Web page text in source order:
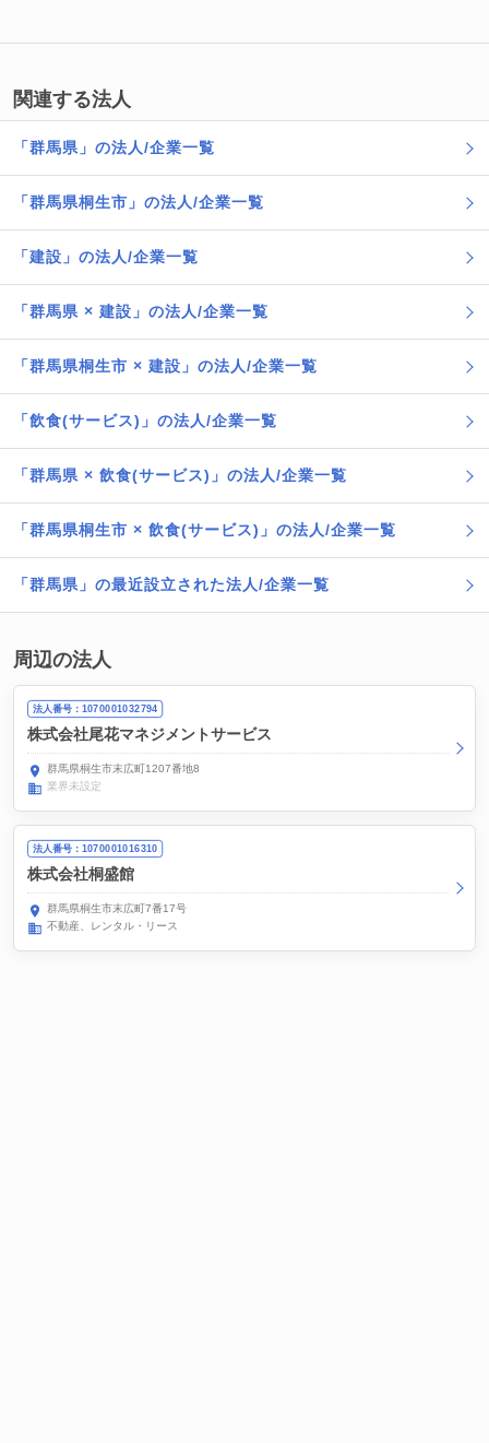
関連する法人
「群馬県」の法人/企業一覧
「群馬県桐生市」の法人/企業一覧
「建設」の法人/企業一覧
「群馬県 × 建設」の法人/企業一覧
「群馬県桐生市 × 建設」の法人/企業一覧
「飲食(サービス)」の法人/企業一覧
「群馬県 × 飲食(サービス)」の法人/企業一覧
「群馬県桐生市 × 飲食(サービス)」の法人/企業一覧
「群馬県」の最近設立された法人/企業一覧
周辺の法人
法人番号：1070001032794
株式会社尾花マネジメントサービス
群馬県桐生市末広町1207番地8
業界未設定
法人番号：1070001016310
株式会社桐盛館
群馬県桐生市末広町7番17号
不動産、レンタル・リース